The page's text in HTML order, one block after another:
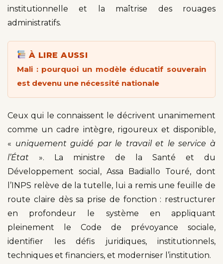
institutionnelle et la maîtrise des rouages
administratifs.
À LIRE AUSSI
Mali : pourquoi un modèle éducatif souverain
est devenu une nécessité nationale
Ceux qui le connaissent le décrivent unanimement
comme un cadre intègre, rigoureux et disponible,
« uniquement guidé par le travail et le service à
l’État ». La ministre de la Santé et du
Développement social, Assa Badiallo Touré, dont
l’INPS relève de la tutelle, lui a remis une feuille de
route claire dès sa prise de fonction : restructurer
en profondeur le système en appliquant
pleinement le Code de prévoyance sociale,
identifier les défis juridiques, institutionnels,
techniques et financiers, et moderniser l’institution.